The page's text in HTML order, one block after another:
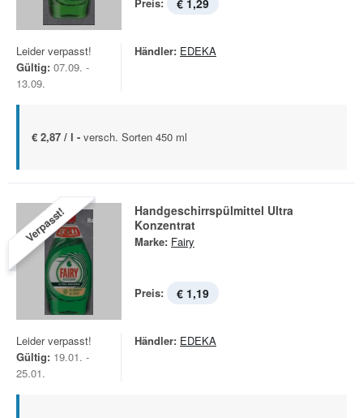
€ 1,29
Leider verpasst!
Gültig: 07.09. -
13.09.
Händler: EDEKA
€ 2,87 / l - versch. Sorten 450 ml
Verpasst!
Handgeschirrspülmittel Ultra
Konzentrat
Marke: Fairy
Preis: € 1,19
Leider verpasst!
Gültig: 19.01. -
25.01.
Händler: EDEKA